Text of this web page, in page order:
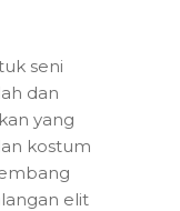
seni
dan
yang
kostum
elit